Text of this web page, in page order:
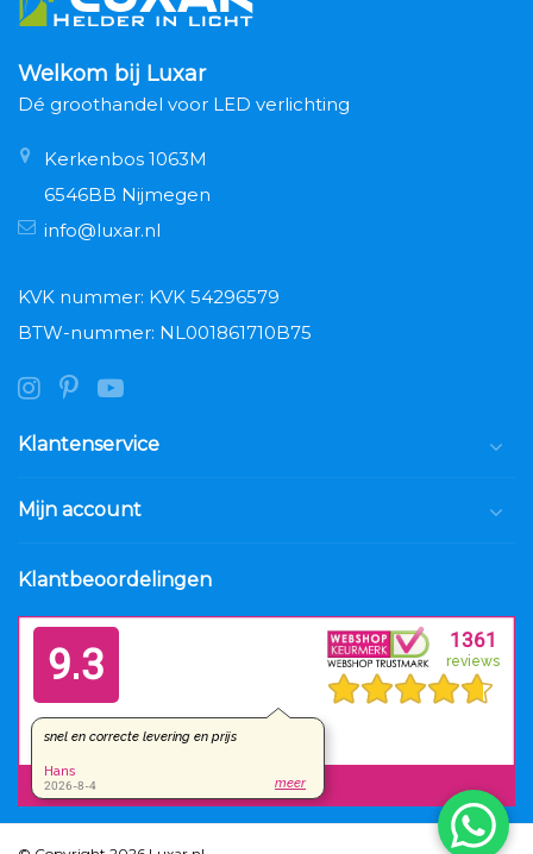
Welkom bij Luxar
Dé groothandel voor LED verlichting
Kerkenbos 1063M
6546BB Nijmegen
info@luxar.nl
KVK nummer: KVK 54296579
BTW-nummer: NL001861710B75
Klantenservice
Mijn account
Klantbeoordelingen